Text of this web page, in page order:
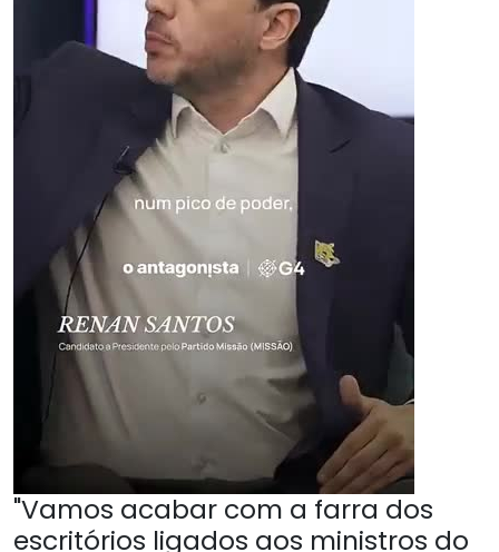
"Vamos acabar com a farra dos
escritórios ligados aos ministros do